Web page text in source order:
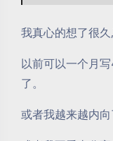
我真心的想了很久
以前可以一个月
了。
或者我越来越内向